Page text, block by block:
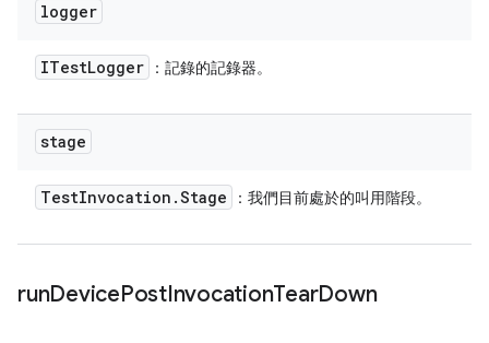
logger
ITestLogger ：記錄的記錄器。
stage
TestInvocation .Stage ：我們目前處於的叫用階段。
runDevicePostInvocationTearDown